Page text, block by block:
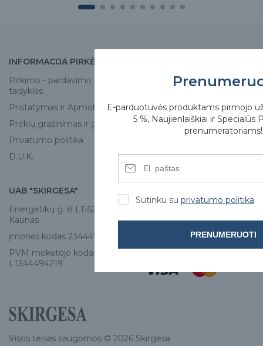
INFORMACIJA PIRKĖJUI
Pirkimo - pardavimo
taisyklės
Pristatymas ir Apmokėjimas
Prekių grąžinimas ir garantija
Privatumo politika
D.U.K.
Apie mus
Kontaktai
UAB "SKIRGESA"
Energetikų g. 8 LT-52461,
Kaunas
Įmonės kodas 234449420
PVM mokėtojo kodas
LT344494219
Visos teisės saugomos © 2026 Skirgesa
E-parduotuvės produktams pirmojo
5 %, Naujienlaiškiai ir Specialūs
prenumeratoriams!
Sutinku su privatumo politika
PRENUMERUOTI